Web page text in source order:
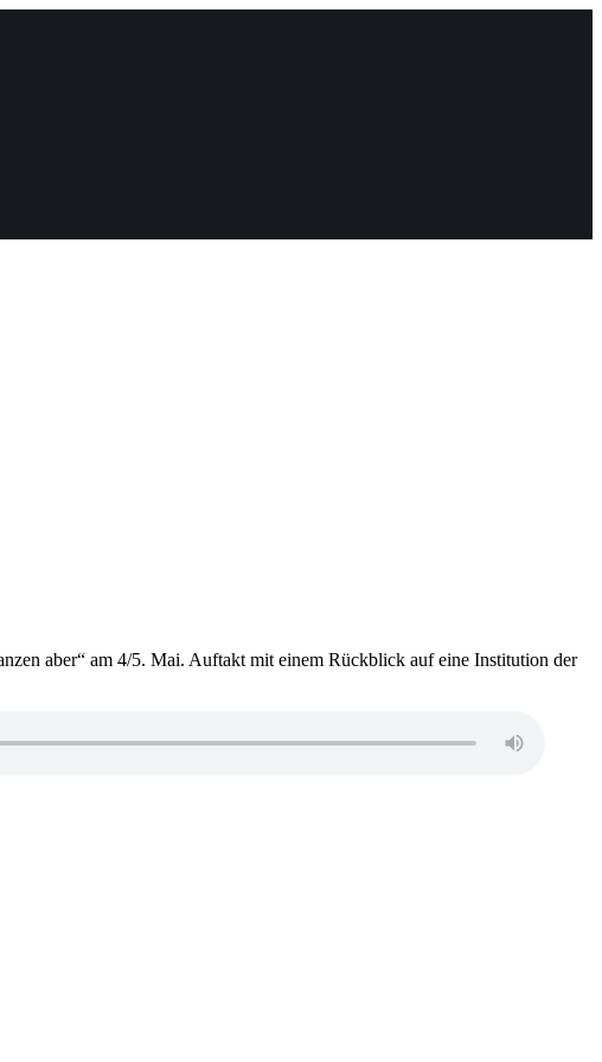
aber“ am 4/5. Mai. Auftakt mit einem Rückblick auf eine Institution der